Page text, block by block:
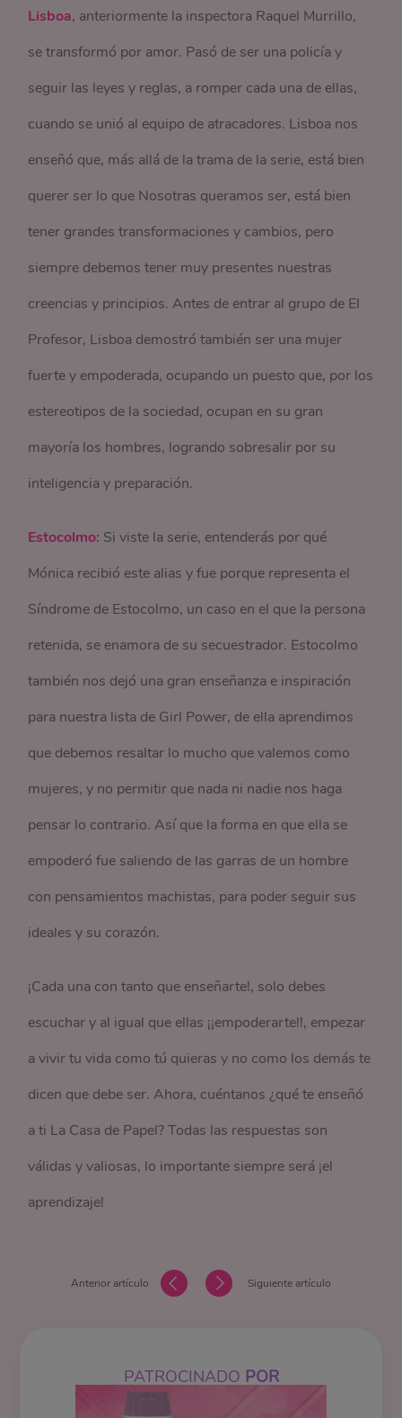
Lisboa, anteriormente la inspectora Raquel Murrillo,
se transformó por amor. Pasó de ser una policía y
seguir las leyes y reglas, a romper cada una de ellas,
cuando se unió al equipo de atracadores. Lisboa nos
enseñó que, más allá de la trama de la serie, está bien
querer ser lo que Nosotras queramos ser, está bien
tener grandes transformaciones y cambios, pero
siempre debemos tener muy presentes nuestras
creencias y principios. Antes de entrar al grupo de El
Profesor, Lisboa demostró también ser una mujer
fuerte y empoderada, ocupando un puesto que, por los
estereotipos de la sociedad, ocupan en su gran
mayoría los hombres, logrando sobresalir por su
inteligencia y preparación.
Estocolmo: Si viste la serie, entenderás por qué
Mónica recibió este alias y fue porque representa el
Síndrome de Estocolmo, un caso en el que la persona
retenida, se enamora de su secuestrador. Estocolmo
también nos dejó una gran enseñanza e inspiración
para nuestra lista de Girl Power, de ella aprendimos
que debemos resaltar lo mucho que valemos como
mujeres, y no permitir que nada ni nadie nos haga
pensar lo contrario. Así que la forma en que ella se
empoderó fue saliendo de las garras de un hombre
con pensamientos machistas, para poder seguir sus
ideales y su corazón.
¡Cada una con tanto que enseñarte!, solo debes
escuchar y al igual que ellas ¡¡empoderarte!!, empezar
a vivir tu vida como tú quieras y no como los demás te
dicen que debe ser. Ahora, cuéntanos ¿qué te enseñó
a ti La Casa de Papel? Todas las respuestas son
válidas y valiosas, lo importante siempre será ¡el
aprendizaje!
Anterior artículo Siguiente artículo
PATROCINADO POR